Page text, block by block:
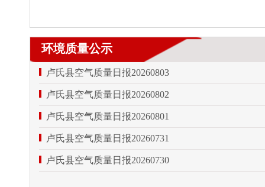
环境质量公示
卢氏县空气质量日报20260803
卢氏县空气质量日报20260802
卢氏县空气质量日报20260801
卢氏县空气质量日报20260731
卢氏县空气质量日报20260730